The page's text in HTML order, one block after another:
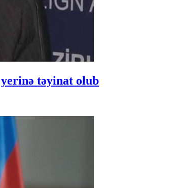
təyinat olub